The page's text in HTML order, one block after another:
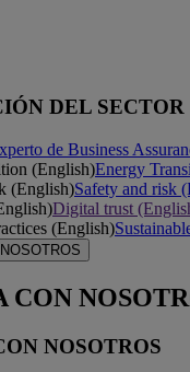
DEL SECTOR
de Business
Energy
Safety and risk
Digital trust
CON
NOSOTROS